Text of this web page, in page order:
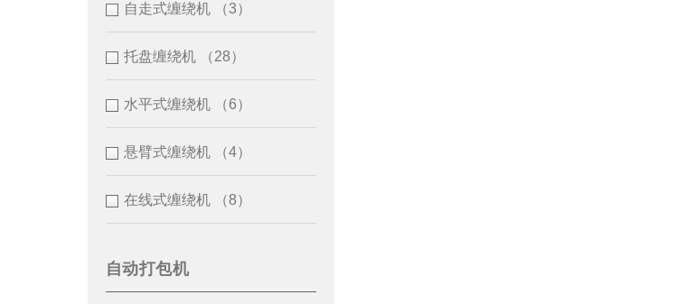
自走式缠绕机 （3）
托盘缠绕机 （28）
水平式缠绕机 （6）
悬臂式缠绕机 （4）
在线式缠绕机 （8）
自动打包机